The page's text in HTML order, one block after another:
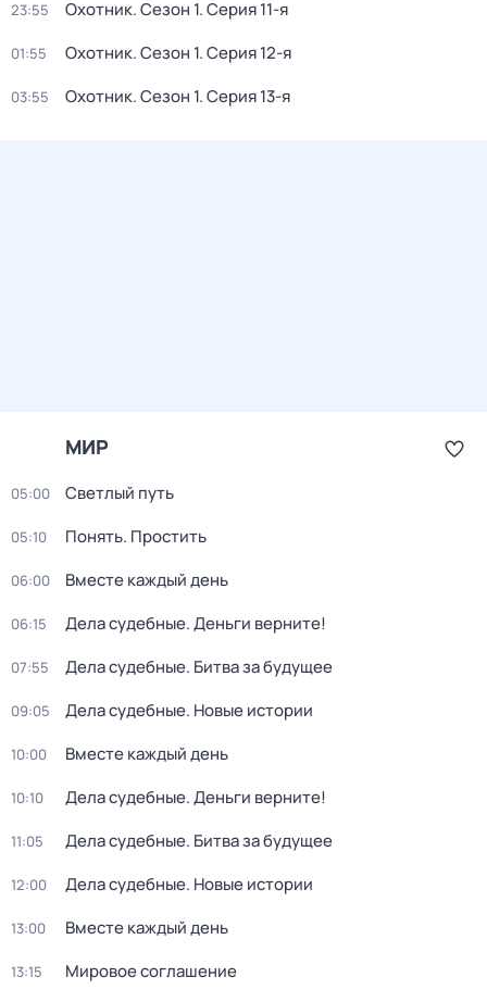
23:55 Охотник. Сезон 1. Серия 11-я
01:55 Охотник. Сезон 1. Серия 12-я
03:55 Охотник. Сезон 1. Серия 13-я
МИР
05:00 Светлый путь
05:10 Понять. Простить
06:00 Вместе каждый день
06:15 Дела судебные. Деньги верните!
07:55 Дела судебные. Битва за будущее
09:05 Дела судебные. Новые истории
10:00 Вместе каждый день
10:10 Дела судебные. Деньги верните!
11:05 Дела судебные. Битва за будущее
12:00 Дела судебные. Новые истории
13:00 Вместе каждый день
13:15 Мировое соглашение